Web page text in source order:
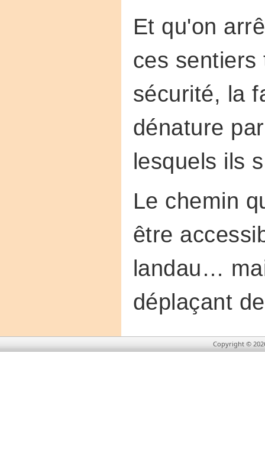
Et qu'on
ces sentiers
sécurité, la
dénature
lesquels ils
Le chemin
être
landau…
déplaçant
Copyright ©